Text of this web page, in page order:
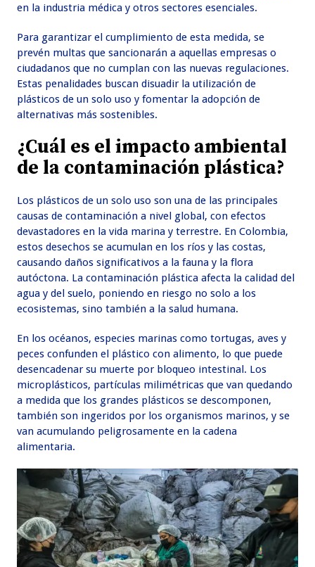
en la industria médica y otros sectores esenciales.
Para garantizar el cumplimiento de esta medida, se
prevén multas que sancionarán a aquellas empresas o
ciudadanos que no cumplan con las nuevas regulaciones.
Estas penalidades buscan disuadir la utilización de
plásticos de un solo uso y fomentar la adopción de
alternativas más sostenibles.
¿Cuál es el impacto ambiental
de la contaminación plástica?
Los plásticos de un solo uso son una de las principales
causas de contaminación a nivel global, con efectos
devastadores en la vida marina y terrestre. En Colombia,
estos desechos se acumulan en los ríos y las costas,
causando daños significativos a la fauna y la flora
autóctona. La contaminación plástica afecta la calidad del
agua y del suelo, poniendo en riesgo no solo a los
ecosistemas, sino también a la salud humana.
En los océanos, especies marinas como tortugas, aves y
peces confunden el plástico con alimento, lo que puede
desencadenar su muerte por bloqueo intestinal. Los
microplásticos, partículas milimétricas que van quedando
a medida que los grandes plásticos se descomponen,
también son ingeridos por los organismos marinos, y se
van acumulando peligrosamente en la cadena
alimentaria.